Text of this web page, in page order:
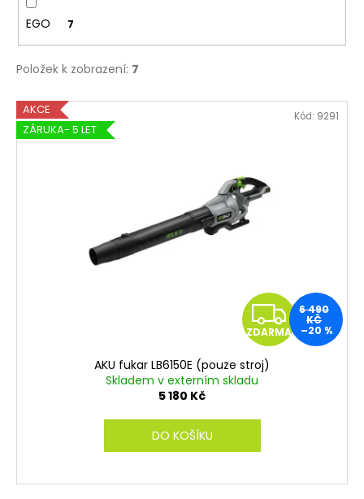
EGO 7
Položek k zobrazení: 7
V
ý
AKCE
ZÁRUKA- 5 LET
Z
D
A
ZDARMA
6 490
KČ
–20 %
AKU fukar LB6150E (pouze stroj)
Skladem v externím skladu
5 180 Kč
DO KOŠÍKU
Kód: 9291